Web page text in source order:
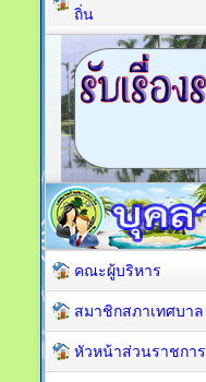
ถิ่น
คณะผู้บริหาร
สมาชิกสภาเทศบาล
หัวหน้าส่วนราชการ